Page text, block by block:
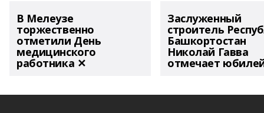
В Мелеузе
торжественно
отметили День
медицинского
работника ✕
Заслуженный
строитель
Башкортостан
Николай Гавва
отмечает